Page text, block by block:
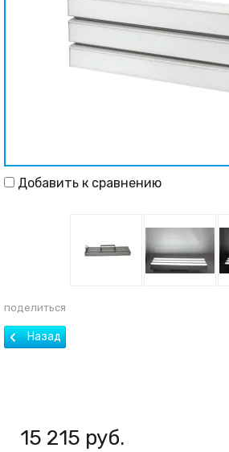
Добавить к сравнению
поделиться
15 215 руб.